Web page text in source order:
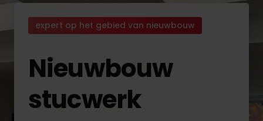
expert op het gebied van nieuwbouw
Nieuwbouw
stucwerk